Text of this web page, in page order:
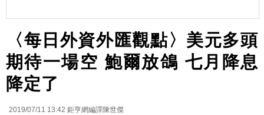
〈每日外資外匯觀點〉美元多頭
期待一場空 鮑爾放鴿 七月降息
降定了
2019/07/11 13:42 鉅亨網編譯陳世傑